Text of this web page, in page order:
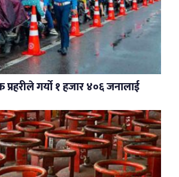
प्रहरीले गर्यो १ हजार ४०६ जनालाई